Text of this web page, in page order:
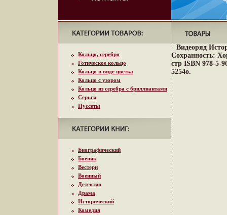
Кольцо, серебро
Готическое кольцо
Кольцо в виде цветка
Кольцо с узором
Кольцо из серебра с бриллиантами
Серьги
Пуссеты
Биографический
Боевик
Вестерн
Военный
Детектив
Драма
Исторический
Комедия
Видеоряд
Сохранность:
стр ISBN 978-5-
5254o.